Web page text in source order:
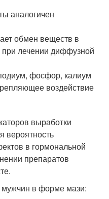
аналогичен
обмен веществ в
при лечении диффузной
фосфор, калиум
воздействие
выработки
вероятность
в гормональной
препаратов
в форме мази: